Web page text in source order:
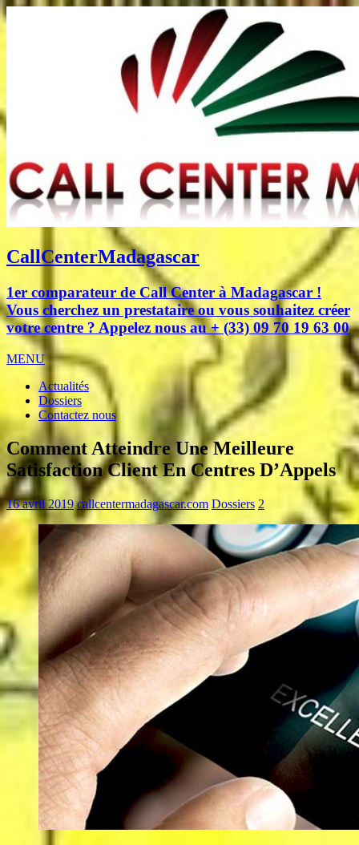
CallCenterMadagascar
1er comparateur de Call Center à Madagascar !
Vous cherchez un prestataire ou vous souhaitez créer
votre centre ? Appelez nous au + (33) 09 70 19 63 00
MENU
Actualités
Dossiers
Contactez nous
Comment Atteindre Une Meilleure
Satisfaction Client En Centres D’Appels
16 avril 2019 callcentermadagascar.com Dossiers 2